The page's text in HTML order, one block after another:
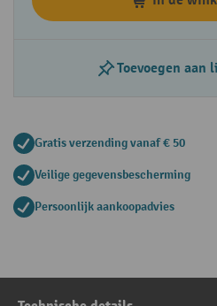
Toevoegen
Gratis verzending vanaf € 50
Veilige gegevensbescherming
Persoonlijk aankoopadvies